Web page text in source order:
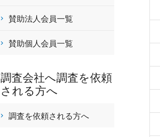
賛助法人会員一覧
賛助個人会員一覧
調査会社へ調査を依頼
される方へ
調査を依頼される方へ